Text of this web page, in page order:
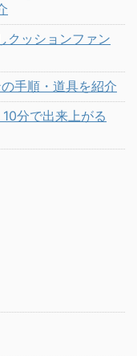
クッションファン
手順・道具を紹介
分で出来上がる